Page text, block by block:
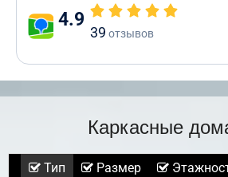
4.9
39 отзывов
Каркасные
Тип Размер